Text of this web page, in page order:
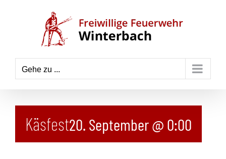
Gehe zu ...
Käsfest20. September @ 0:00